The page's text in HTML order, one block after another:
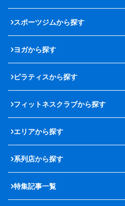
スポーツジムから探す
ヨガから探す
ピラティスから探す
フィットネスクラブから探す
エリアから探す
系列店から探す
特集記事一覧